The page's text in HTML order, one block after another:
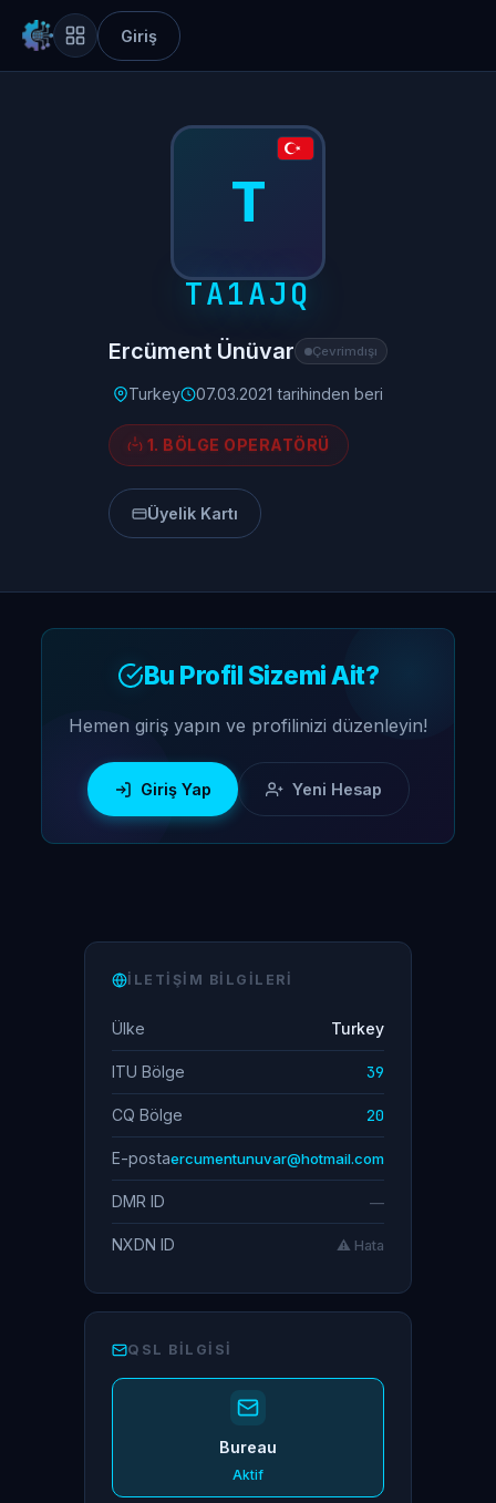
Giriş
T
TA1AJQ
Ercüment Ünüvar Çevrimdışı
Turkey 07.03.2021 tarihinden beri
1. BÖLGE OPERATÖRÜ
Üyelik Kartı
Bu Profil Sizemi Ait?
Hemen giriş yapın ve profilinizi düzenleyin!
Giriş Yap Yeni Hesap
İLETIŞIM BILGILERI
Ülke Turkey
ITU Bölge 39
CQ Bölge 20
E-postaercumentunuvar@hotmail.com
DMR ID —
NXDN ID ⚠️ Hata
QSL BILGISI
Bureau
Aktif